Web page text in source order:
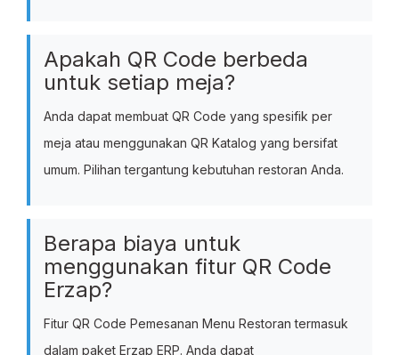
Apakah QR Code berbeda
untuk setiap meja?
Anda dapat membuat QR Code yang spesifik per
meja atau menggunakan QR Katalog yang bersifat
umum. Pilihan tergantung kebutuhan restoran Anda.
Berapa biaya untuk
menggunakan fitur QR Code
Erzap?
Fitur QR Code Pemesanan Menu Restoran termasuk
dalam paket Erzap ERP. Anda dapat